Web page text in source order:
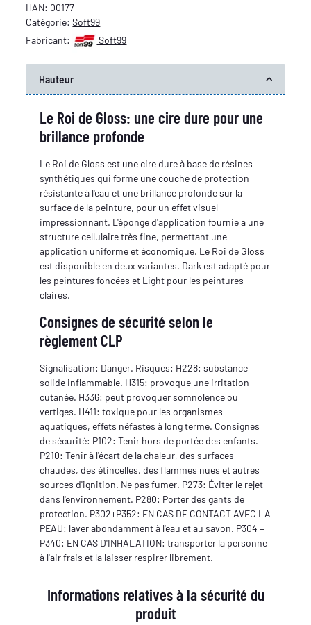
HAN: 00177
Catégorie:Soft99
Fabricant:
Soft99
Hauteur
Le Roi de Gloss: une cire dure pour une
brillance profonde
Le Roi de Gloss est une cire dure à base de résines
synthétiques qui forme une couche de protection
résistante à l'eau et une brillance profonde sur la
surface de la peinture, pour un effet visuel
impressionnant. L'éponge d'application fournie a une
structure cellulaire très fine, permettant une
application uniforme et économique. Le Roi de Gloss
est disponible en deux variantes. Dark est adapté pour
les peintures foncées et Light pour les peintures
claires.
Consignes de sécurité selon le
règlement CLP
Signalisation: Danger. Risques: H228: substance
solide inflammable. H315: provoque une irritation
cutanée. H336: peut provoquer somnolence ou
vertiges. H411: toxique pour les organismes
aquatiques, effets néfastes à long terme. Consignes
de sécurité: P102: Tenir hors de portée des enfants.
P210: Tenir à l'écart de la chaleur, des surfaces
chaudes, des étincelles, des flammes nues et autres
sources d'ignition. Ne pas fumer. P273: Éviter le rejet
dans l'environnement. P280: Porter des gants de
protection. P302+P352: EN CAS DE CONTACT AVEC LA
PEAU: laver abondamment à l'eau et au savon. P304 +
P340: EN CAS D'INHALATION: transporter la personne
à l'air frais et la laisser respirer librement.
Informations relatives à la sécurité du
produit